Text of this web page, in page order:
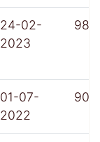
24-02-
2023
985
01-07-
2022
902